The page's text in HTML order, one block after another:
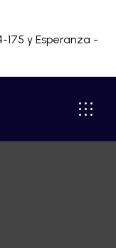
175 y Esperanza -